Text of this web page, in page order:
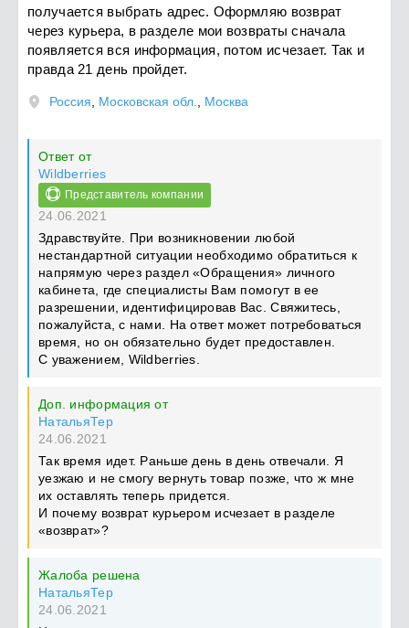
получается выбрать адрес. Оформляю возврат
через курьера, в разделе мои возвраты сначала
появляется вся информация, потом исчезает. Так и
правда 21 день пройдет.
Россия Московская обл. Москва
Ответ от
Wildberries
Представитель компании
24.06.2021
Здравствуйте. При возникновении любой
нестандартной ситуации необходимо обратиться к
напрямую через раздел «Обращения» личного
кабинета, где специалисты Вам помогут в ее
разрешении, идентифицировав Вас. Свяжитесь,
пожалуйста, с нами. На ответ может потребоваться
время, но он обязательно будет предоставлен.
С уважением, Wildberries.
Доп. информация от
НатальяТер
24.06.2021
Так время идет. Раньше день в день отвечали. Я
уезжаю и не смогу вернуть товар позже, что ж мне
их оставлять теперь придется.
И почему возврат курьером исчезает в разделе
«возврат»?
Жалоба решена
НатальяТер
24.06.2021